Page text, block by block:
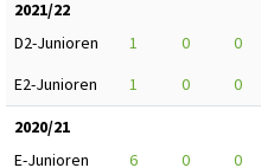
2021/22
D2-Junioren
1 0 0
E2-Junioren
1 0 0
2020/21
E-Junioren
6 0 0